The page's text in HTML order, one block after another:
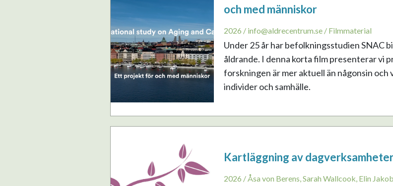
och med människor
2026 / info@aldrecentrum.se / Filmmaterial
Under 25 år har befolkningsstudien SNAC
åldrande. I denna korta film presenterar vi
forskningen är mer aktuell än någonsin och
individer och samhälle.
Kartläggning av
2026 / Åsa von Berens, Sarah Wallcook, Elin